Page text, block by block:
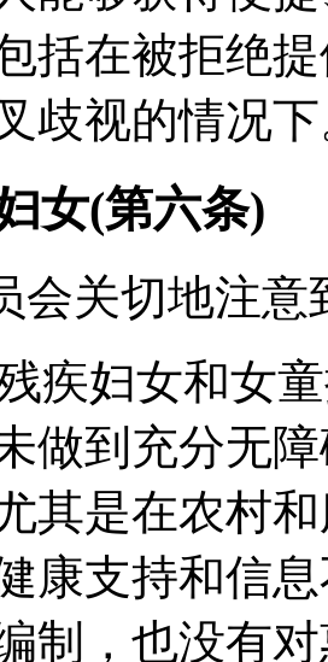
括在被拒绝
歧视的情况
女(第六条)
会关切地注意
疾妇女和女
做到充分无
其是在农村
康支持和信
制，也没有